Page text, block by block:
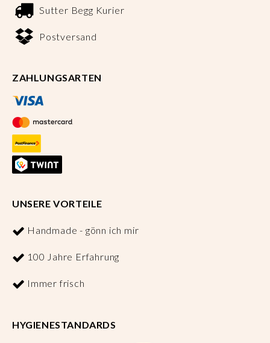
Sutter Begg Kurier
Postversand
ZAHLUNGSARTEN
UNSERE VORTEILE
Handmade - gönn ich mir
100 Jahre Erfahrung
Immer frisch
HYGIENESTANDARDS